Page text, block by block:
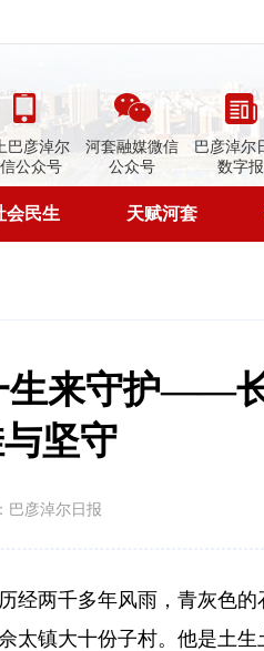
巴彦淖尔
公众号
河套融媒微信
公众号
巴彦淖尔
数字报
会民生 天赋河套
生来守护——
坚守
巴彦淖尔日报
经两千多年风雨，青灰色的
太镇大十份子村。他是土生